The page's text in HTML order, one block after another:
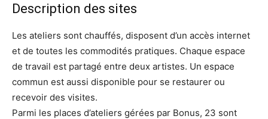
Description des sites
Les ateliers sont chauffés, disposent d’un accès internet
et de toutes les commodités pratiques. Chaque espace
de travail est partagé entre deux artistes. Un espace
commun est aussi disponible pour se restaurer ou
recevoir des visites.
Parmi les places d’ateliers gérées par Bonus, 23 sont